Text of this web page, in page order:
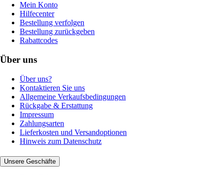
Mein Konto
Hilfecenter
Bestellung verfolgen
Bestellung zurückgeben
Rabattcodes
Über uns
Über uns?
Kontaktieren Sie uns
Allgemeine Verkaufsbedingungen
Rückgabe & Erstattung
Impressum
Zahlungsarten
Lieferkosten und Versandoptionen
Hinweis zum Datenschutz
Unsere Geschäfte